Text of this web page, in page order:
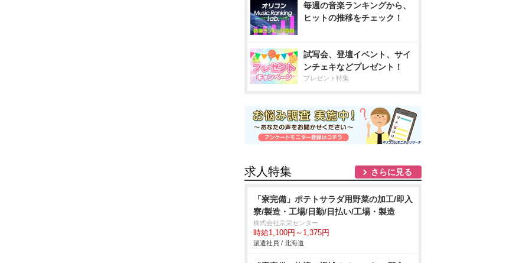
毎週の音楽ランキングから、
ヒットの推移をチェック！
試写会、登壇イベント、サイ
ンチェキなどプレゼント！
プレゼント特集
求人特集 さらに見る
「寮完備」ポテトサラダ用野菜の加工/即入
寮/製造・工場/日勤/日払い/工場・製造
株式会社京栄センター
時給1,100円～1,375円
派遣社員 / 北海道